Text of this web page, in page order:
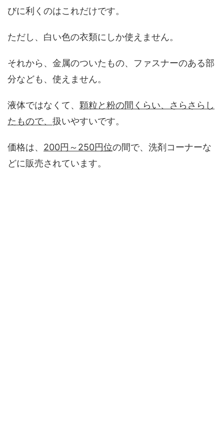
びに利くのはこれだけです。
ただし、白い色の衣類にしか使えません。
それから、金属のついたもの、ファスナーのある部
分なども、使えません。
液体ではなくて、 顆粒と粉の間くらい、さらさらし
たもので、 扱いやすいです。
価格は、 200円～250円位の間で、洗剤コーナーな
どに販売されています。